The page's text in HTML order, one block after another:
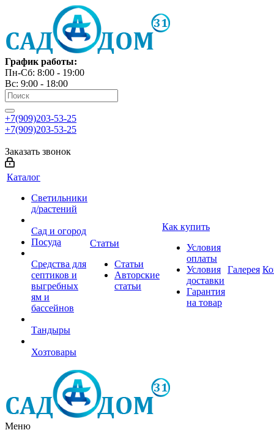
График работы:
Пн-Сб: 8:00 - 19:00
Вс: 9:00 - 18:00
+7(909)203-53-25
+7(909)203-53-25
Заказать звонок
Каталог
Светильники
д/растений
Сад и огород
Посуда
Средства для
септиков и
выгребных
ям и
бассейнов
Тандыры
Хозтовары
Статьи
Статьи
Авторские
статьи
Как купить
Условия
оплаты
Условия
доставки
Гарантия
на товар
Галерея
Меню